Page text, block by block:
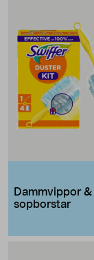
Dammvippor &
sopborstar